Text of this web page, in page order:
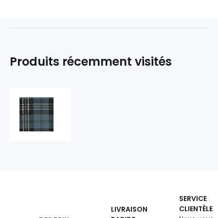
Produits récemment visités
LIVRAISON
SERVICE
CLIENTÈLE